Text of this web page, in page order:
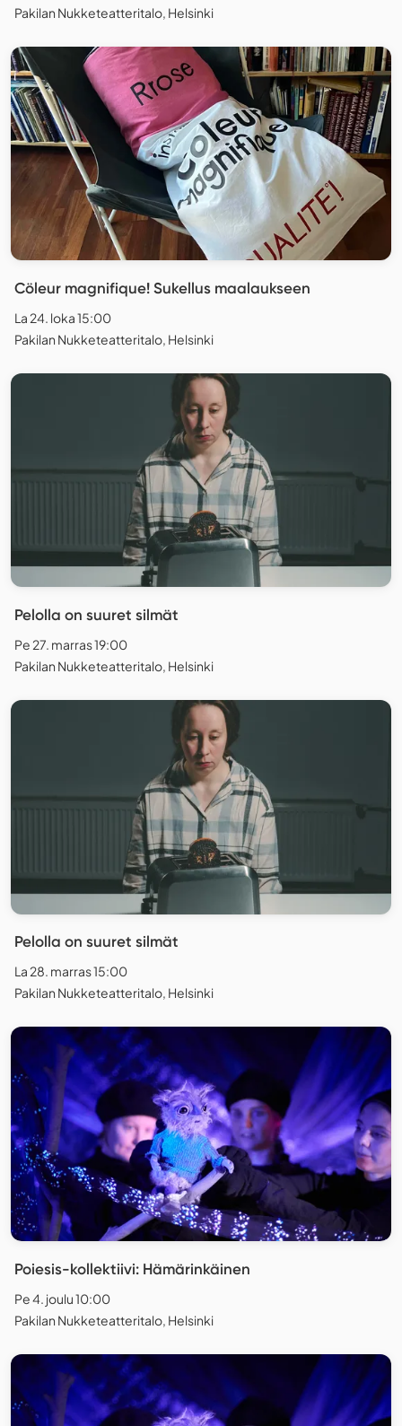
Pakilan Nukketeatteritalo, Helsinki
Cöleur magnifique! Sukellus maalaukseen
La 24. loka 15:00
Pakilan Nukketeatteritalo, Helsinki
Pelolla on suuret silmät
Pe 27. marras 19:00
Pakilan Nukketeatteritalo, Helsinki
Pelolla on suuret silmät
La 28. marras 15:00
Pakilan Nukketeatteritalo, Helsinki
Poiesis-kollektiivi: Hämärinkäinen
Pe 4. joulu 10:00
Pakilan Nukketeatteritalo, Helsinki